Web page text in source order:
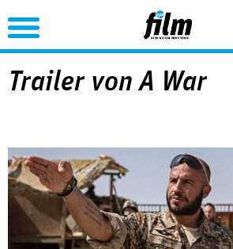
Jump to Navigation
Trailer von A War